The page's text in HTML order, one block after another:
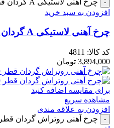
چرخ آهنی لاستیکی A گردان قطر 300 میلی متر عدد
افزودن به سبد خرید
چرخ آهنی لاستیکی A گردان قطر 300 میلی متر
کد کالا: 4811
3,894,000 تومان
برای مقایسه اضافه کنید
مشاهده سریع
افزودن به علاقه مندی
چرخ آهنی روتراش گردان قطر 200 میلی متر عدد